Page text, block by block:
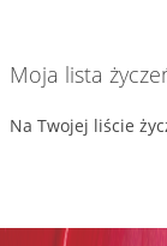
Moja lista
Na Twojej liście